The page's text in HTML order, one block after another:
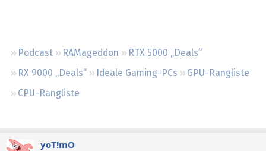
Podcast RAMageddon
RTX 5000 „Deals“
RX 9000 „Deals“
Ideale Gaming-PCs
GPU-Rangliste
CPU-Rangliste
yoT!mO